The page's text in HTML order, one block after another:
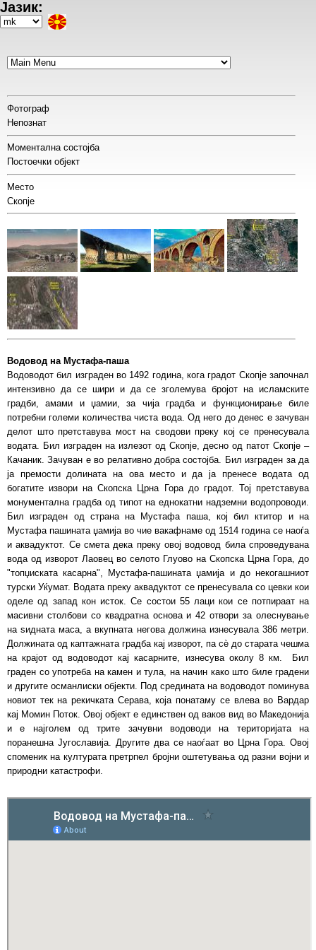
Skip
to
Јазик:
Select
Фотограф
Непознат
Моментална состојба
Постоечки објект
Место
Скопје
Водовод на Мустафа-паша
Водоводот бил изграден во 1492 година, кога градот Скопје започнал
интензивно да се шири и да се зголемува бројот на исламските
градби, амами и џамии, за чија градба и функционирање биле
потребни големи количества чиста вода. Од него до денес е зачуван
делот што претставува мост на сводови преку кој се пренесувала
водата. Бил изграден на излезот од Скопје, десно од патот Скопје –
Качаник. Зачуван е во релативно добра состојба. Бил изграден за да
ја премости долината на ова место и да ја пренесе водата од
богатите извори на Скопска Црна Гора до градот. Тој претставува
монументална градба од типот на еднокатни надземни водопроводи.
Бил изграден од страна на Мустафа паша, кој бил ктитор и на
Мустафа пашината џамија во чие вакафнаме од 1514 година се наоѓа
и аквадуктот. Се смета дека преку овој водовод била спроведувана
вода од изворот Лаовец во селото Глуово на Скопска Црна Гора, до
"топџиската касарна", Мустафа-пашината џамија и до некогашниот
турски Уќумат. Водата преку аквадуктот се пренесувала со цевки кои
оделе од запад кон исток. Се состои 55 лаци кои се потпираат на
масивни столбови со квадратна основа и 42 отвори за олеснување
на ѕидната маса, а вкупната негова должина изнесувала 386 метри.
Должината од каптажната градба кај изворот, па сѐ до старата чешма
на крајот од водоводот кај касарните, изнесува околу 8 км. Бил
граден со употреба на камен и тула, на начин како што биле градени
и другите османлиски објекти. Под средината на водоводот поминува
новиот тек на рекичката Серава, која понатаму се влева во Вардар
кај Момин Поток. Овој објект е единствен од ваков вид во Македонија
и е најголем од трите зачувни водоводи на територијата на
поранешна Југославија. Другите два се наоѓаат во Црна Гора. Овој
споменик на културата претрпел бројни оштетувања од разни војни и
природни катастрофи.